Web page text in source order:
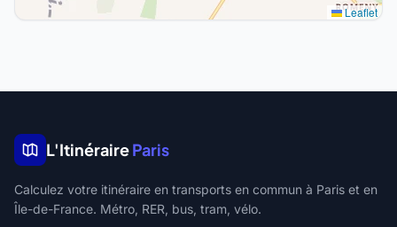
Leaflet
L'ItinéraireParis
Calculez votre itinéraire en transports en commun à Paris et en
Île-de-France. Métro, RER, bus, tram, vélo.